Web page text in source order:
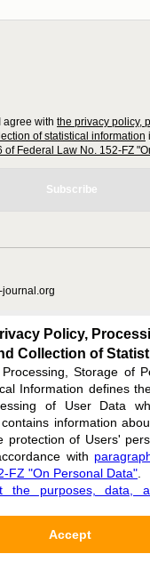
agree with the privacy policy,
of statistical information
of Federal Law No. 152-FZ
Subscribe
Feedback
journal.org
ISSN 2303-9868 (PRINT),DOI:
Policy,
Collection of
Storage of
Information defines
of User Data
information
protection of Users'
with
FZ "On Personal Data"
the purposes, data,
Accept